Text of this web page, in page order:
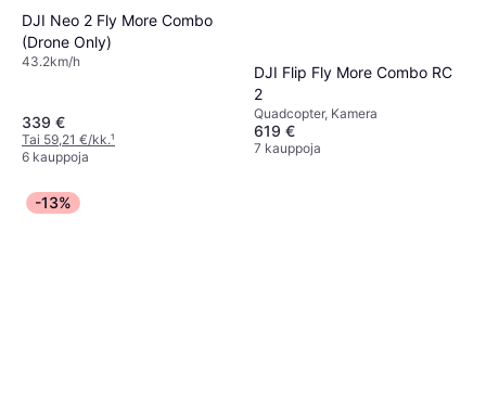
DJI Neo 2 Fly More Combo
(Drone Only)
43.2km/h
339 €
Tai 59,21 €/kk.¹
6 kauppoja
DJI Flip Fly More Combo RC
2
Quadcopter, Kamera
619 €
7 kauppoja
-13%